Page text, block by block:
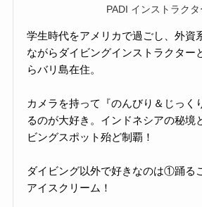
PADI インストラクタ
学生時代をアメリカで過ごし、外資
ながらダイビングインストラクター
らバリ島在住。
カメラを持って『のんびり＆じっく
るのが大好き。インドネシアの秘境
ビングスポット殆ど制覇！
ダイビング以外で好きなのは①踊
アイスクリーム！